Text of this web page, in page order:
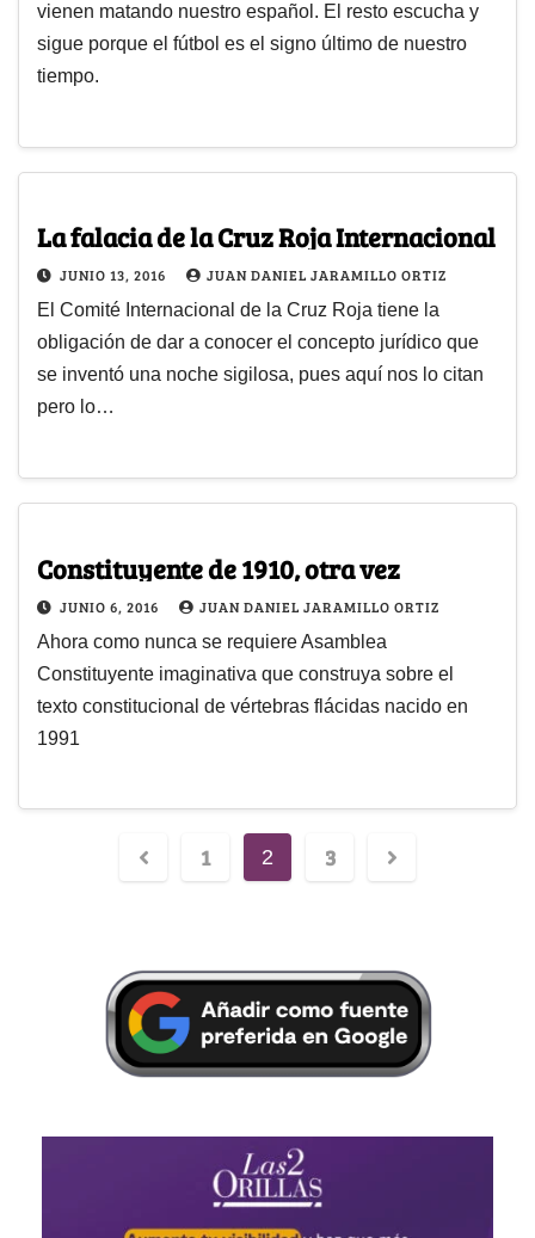
vienen matando nuestro español. El resto escucha y
sigue porque el fútbol es el signo último de nuestro
tiempo.
La falacia de la Cruz Roja Internacional
JUNIO 13, 2016 JUAN DANIEL JARAMILLO ORTIZ
El Comité Internacional de la Cruz Roja tiene la
obligación de dar a conocer el concepto jurídico que
se inventó una noche sigilosa, pues aquí nos lo citan
pero lo…
Constituyente de 1910, otra vez
JUNIO 6, 2016 JUAN DANIEL JARAMILLO ORTIZ
Ahora como nunca se requiere Asamblea
Constituyente imaginativa que construya sobre el
texto constitucional de vértebras flácidas nacido en
1991
1 2 3